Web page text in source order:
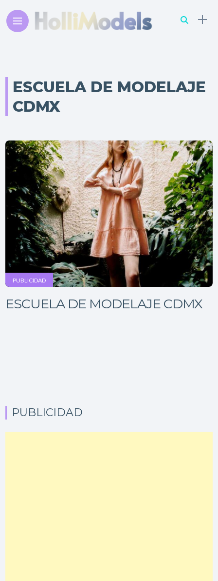
ESCUELA DE MODELAJE
CDMX
PUBLICIDAD
ESCUELA DE MODELAJE CDMX
PUBLICIDAD